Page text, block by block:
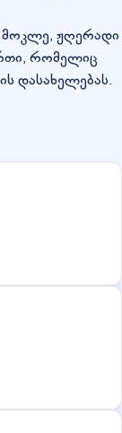
ჟღერადი
რომელიც
დასახელებას.